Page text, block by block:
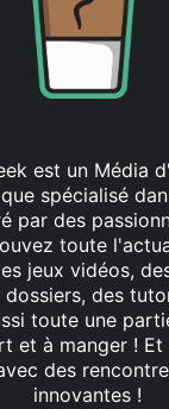
est un Média
spécialisé
par des
toute
jeux vidéos,
des
toute une
et à manger ! Et
des
innovantes !